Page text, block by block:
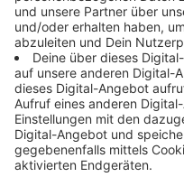
Die Abfahrt in Bocholt
ist nun zur Minute 35
Die Abfahrt in Bad
ist nun zur Minute 43
Für den Umstieg in